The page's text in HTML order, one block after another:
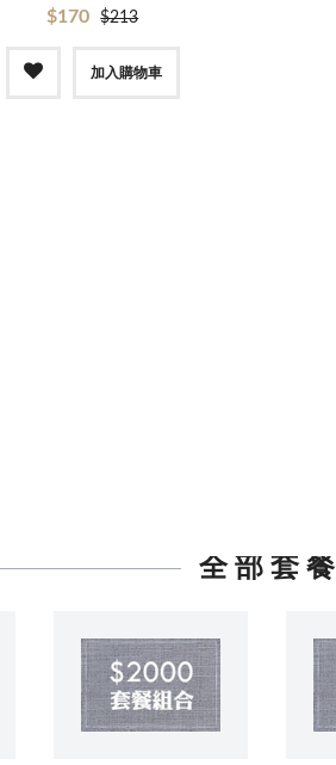
$170 $213
加入購物車
全 部 套 餐